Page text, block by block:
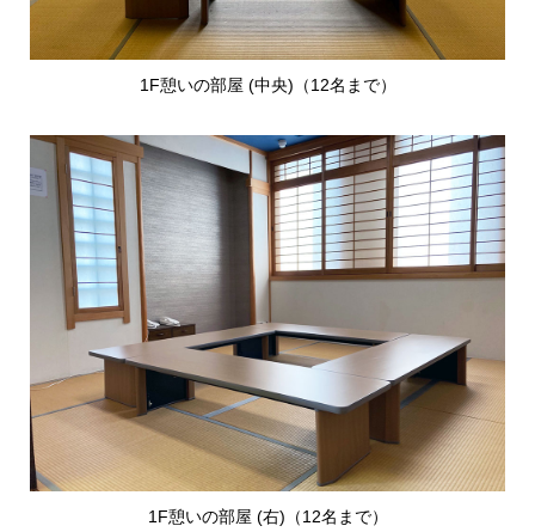
1F憩いの部屋 (中央)（12名まで）
1F憩いの部屋 (右)（12名まで）